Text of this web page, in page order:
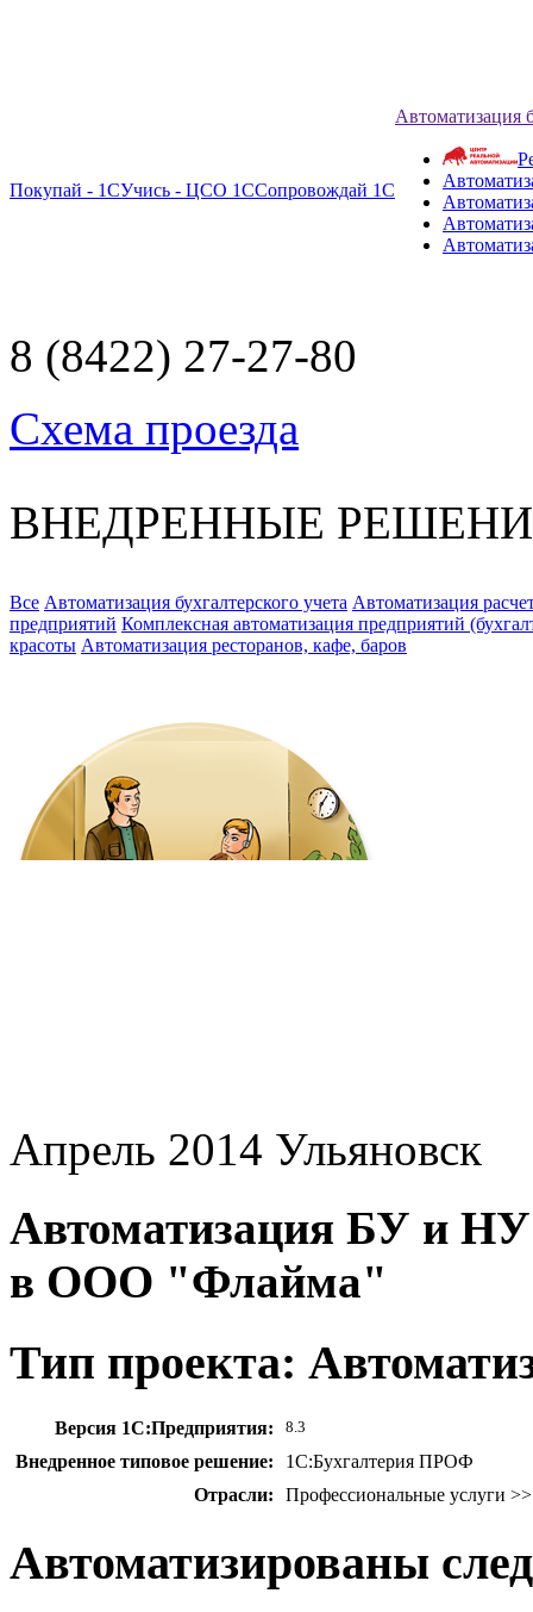
Покупай - 1СУчись - ЦСО 1ССопровождай 1С
Автоматизация
8 (8422) 27-27-80
Схема проезда
ВНЕДРЕННЫЕ
Все Автоматизация бухгалтерского учета Автоматизация
предприятий Комплексная автоматизация предприятий
красоты Автоматизация ресторанов, кафе, баров
Апрель 2014 Ульяновск
Автоматизация БУ и
в ООО "Флайма"
Тип проекта:
Версия 1С:Предприятия: 8.3
Внедренное типовое решение:
1С:Бухгалтерия ПРОФ
Отрасли:
Профессиональные услуги
Автоматизированы